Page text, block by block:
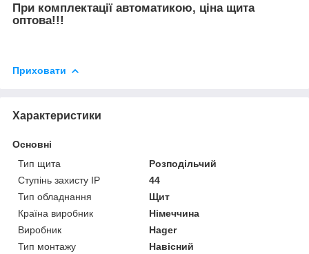
При комплектації автоматикою, ціна щита
оптова!!!
Приховати
Характеристики
Основні
Тип щита
Розподільчий
Ступінь захисту IP
44
Тип обладнання
Щит
Країна виробник
Німеччина
Виробник
Hager
Тип монтажу
Навісний